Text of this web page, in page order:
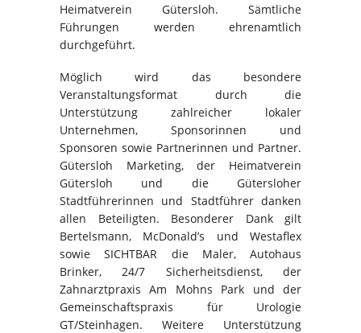
Heimatverein Gütersloh. Sämtliche
Führungen werden ehrenamtlich
durchgeführt.
Möglich wird das besondere
Veranstaltungsformat durch die
Unterstützung zahlreicher lokaler
Unternehmen, Sponsorinnen und
Sponsoren sowie Partnerinnen und Partner.
Gütersloh Marketing, der Heimatverein
Gütersloh und die Gütersloher
Stadtführerinnen und Stadtführer danken
allen Beteiligten. Besonderer Dank gilt
Bertelsmann, McDonald’s und Westaflex
sowie SICHTBAR die Maler, Autohaus
Brinker, 24/7 Sicherheitsdienst, der
Zahnarztpraxis Am Mohns Park und der
Gemeinschaftspraxis für Urologie
GT/Steinhagen. Weitere Unterstützung